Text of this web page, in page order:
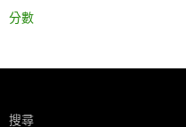
分數
搜尋